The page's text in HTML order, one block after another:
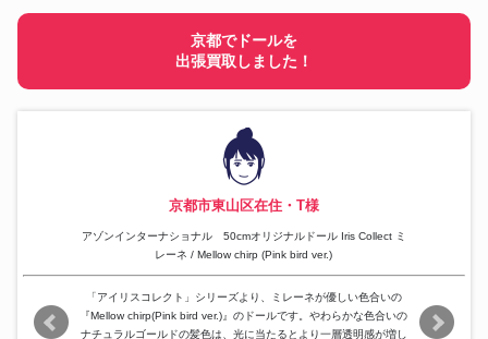
京都でドールを
出張買取しました！
京都市東山区在住・T様
アゾンインターナショナル 50cmオリジナルドール Iris Collect ミ
レーネ / Mellow chirp (Pink bird ver.)
「アイリスコレクト」シリーズより、ミレーネが優しい色合いの
『Mellow chirp(Pink bird ver.)』のドールです。やわらかな色合いの
ナチュラルゴールドの髪色は、光に当たるとより一層透明感が増し